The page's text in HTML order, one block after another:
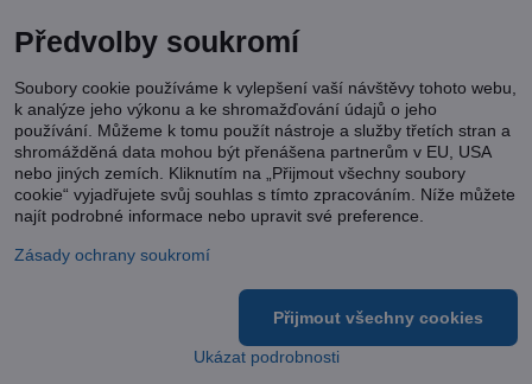
Předvolby soukromí
Soubory cookie používáme k vylepšení vaší návštěvy tohoto webu,
k analýze jeho výkonu a ke shromažďování údajů o jeho
používání. Můžeme k tomu použít nástroje a služby třetích stran a
shromážděná data mohou být přenášena partnerům v EU, USA
nebo jiných zemích. Kliknutím na „Přijmout všechny soubory
cookie“ vyjadřujete svůj souhlas s tímto zpracováním. Níže můžete
najít podrobné informace nebo upravit své preference.
Zásady ochrany soukromí
Ukázat podrobnosti
Přijmout všechny cookies